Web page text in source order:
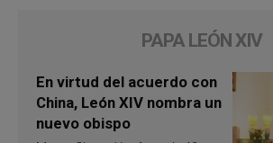
PAPA LEÓN XIV
En virtud del acuerdo con
China, León XIV nombra un
nuevo obispo